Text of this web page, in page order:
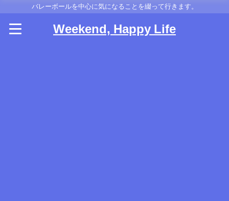
バレーボールを中心に気になることを綴って行きます。
Weekend, Happy Life